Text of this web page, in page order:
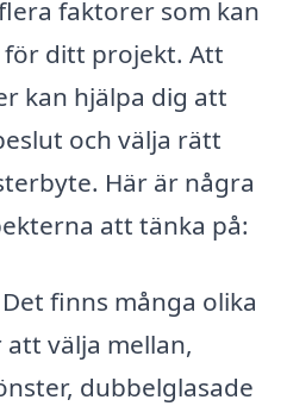
faktorer som kan
ditt projekt. Att
kan hjälpa dig att
och välja rätt
Här är några
att tänka på:
Det finns många olika
välja mellan,
dubbelglasade